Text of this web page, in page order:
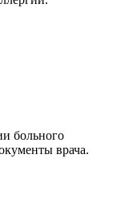
больного
врача.